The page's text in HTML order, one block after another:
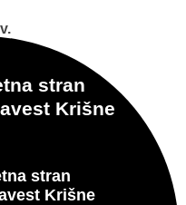
stran
Krišne
stran
Krišne